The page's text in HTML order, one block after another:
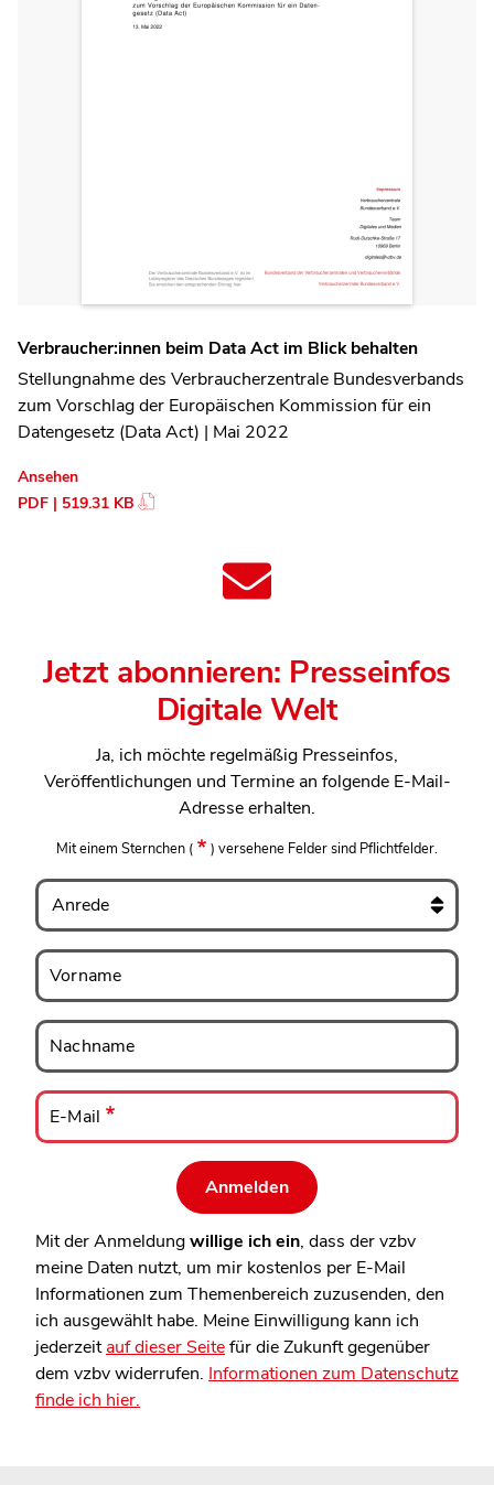
Verbraucher:innen beim Data Act im Blick behalten
Stellungnahme des Verbraucherzentrale Bundesverbands
zum Vorschlag der Europäischen Kommission für ein
Datengesetz (Data Act) | Mai 2022
Ansehen
PDF | 519.31 KB
Jetzt abonnieren: Presseinfos
Digitale Welt
Ja, ich möchte regelmäßig Presseinfos,
Veröffentlichungen und Termine an folgende E-Mail-
Adresse erhalten.
Mit einem Sternchen ( ) versehene Felder sind Pflichtfelder.
Anrede
Vorname
Vorname
Nachname
Nachname
E-
Mail
E-Mail
Mit der Anmeldungwillige ich ein, dass der vzbv
meine Daten nutzt, um mir kostenlos per E-Mail
Informationen zum Themenbereich zuzusenden, den
ich ausgewählt habe. Meine Einwilligung kann ich
jederzeitauf dieser Seitefür die Zukunft gegenüber
dem vzbv widerrufen. Informationen zum Datenschutz
finde ich hier.